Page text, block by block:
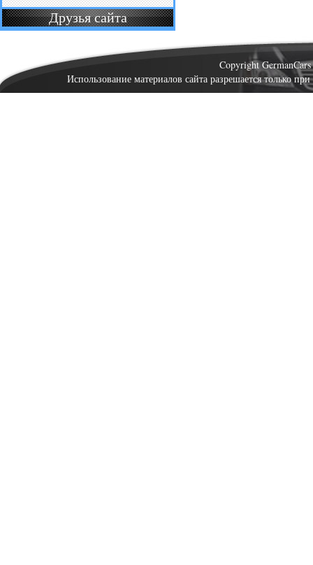
Друзья сайта
Copyright
Использование материалов сайта разрешается только